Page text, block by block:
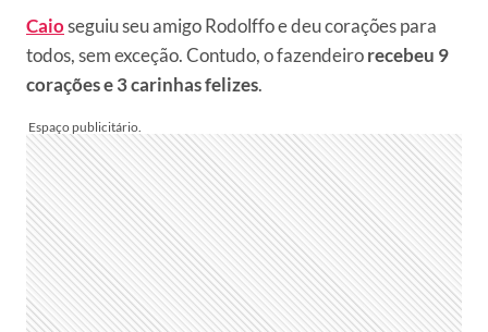
Caioseguiu seu amigo Rodolffo e deu corações para
todos, sem exceção. Contudo, o fazendeirorecebeu 9
corações e 3 carinhas felizes.